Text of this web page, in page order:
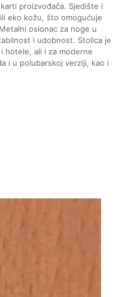
proizvođača. Sjedište i
eko kožu, što omogućuje
oslonac za noge u
i udobnost. Stolica je
hotele, ali i za moderne
i u polubarskoj verziji, kao i